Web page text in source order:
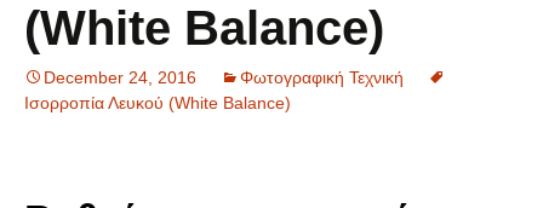
(White Balance)
December 24, 2016
Φωτογραφική Τεχνική
Ισορροπία Λευκού (White Balance)